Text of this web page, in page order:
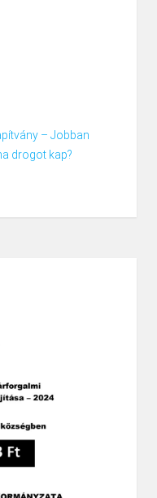
– Jobban
drogot kap?